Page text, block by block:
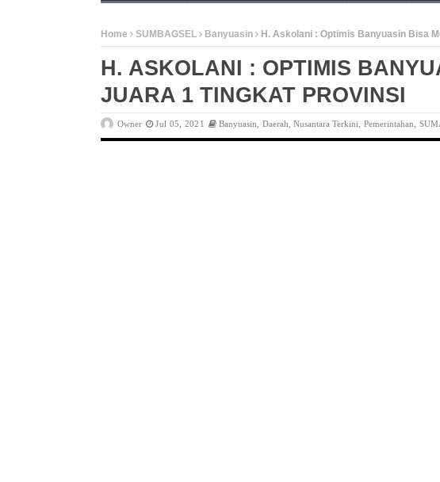
Home SUMBAGSEL Banyuasin H. Askolani : Optimis Banyuasin Bisa
H. ASKOLANI : OPTIMIS
JUARA 1 TINGKAT PROVINSI
Owner Jul 05, 2021 Banyuasin Daerah ,Nusantara Terkini ,Pemerintahan